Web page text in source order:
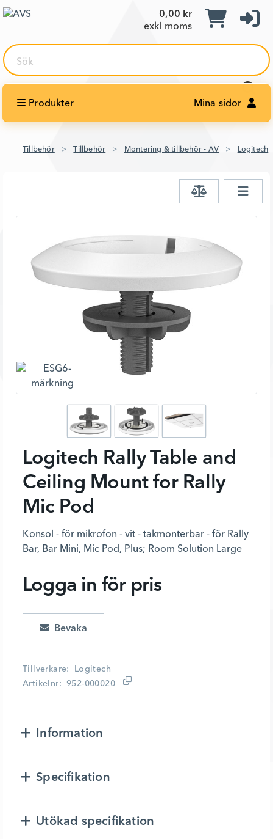
0,00 kr
exkl moms
Sök
Produkter Mina sidor
Tillbehör Tillbehör Montering & tillbehör - AV Logitech
Logitech Rally Table and
Ceiling Mount for Rally
Mic Pod
Konsol - för mikrofon - vit - takmonterbar - för Rally
Bar, Bar Mini, Mic Pod, Plus; Room Solution Large
Tillverkare
Logitech
Artikelnr
952-000020
Logga in för pris
Information
Specifikation
Utökad specifikation